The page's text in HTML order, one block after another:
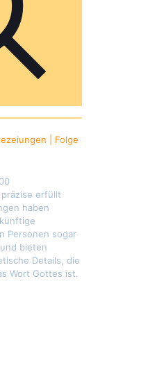
| Folge
erfüllt
haben
Personen sogar
bieten
Details, die
Wort Gottes ist.